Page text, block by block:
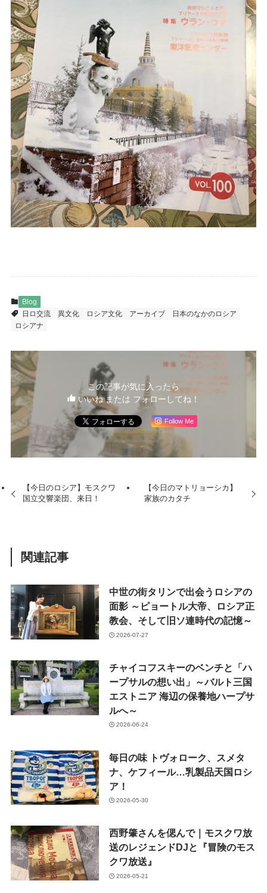
Blog
日ロ交流
異文化 ロシア文化 アーカイブ
日本のなかのロシア
ロシアナ
この記事が気に入ったら
いいね または フォローしてね！
Follow Me
【今日のロシア】モスクワ
国立交響楽団、来日！
【今日のマトリョーシカ】
家族のカタチ
関連記事
中世の街タリンで出会うロシアの
面影 ～ピョートル大帝、ロシア正
教会、そして旧ソ連時代の記憶～
2026-07-27
チャイコフスキーのベンチと「ハ
ープサルの想い出」～バルト三国
エストニア 海辺の保養地ハープサ
ルへ～
2026-06-24
毎日の味 トヴォローク、スメタ
ナ、ケフィール…乳製品天国ロシ
ア！
2026-05-30
西野肇さんを偲んで｜モスクワ放
送のレジェンドDJと『冒険のモス
クワ放送』
2026-05-21